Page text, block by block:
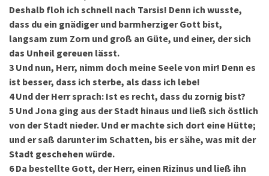
Deshalb floh ich schnell nach Tarsis! Denn ich wusste,
dass du ein gnädiger und barmherziger Gott bist,
langsam zum Zorn und groß an Güte, und einer, der sich
das Unheil gereuen lässt.
3 Und nun, Herr, nimm doch meine Seele von mir! Denn es
ist besser, dass ich sterbe, als dass ich lebe!
4 Und der Herr sprach: Ist es recht, dass du zornig bist?
5 Und Jona ging aus der Stadt hinaus und ließ sich östlich
von der Stadt nieder. Und er machte sich dort eine Hütte;
und er saß darunter im Schatten, bis er sähe, was mit der
Stadt geschehen würde.
6 Da bestellte Gott, der Herr, einen Rizinus und ließ ihn